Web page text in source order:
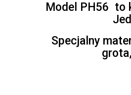
Model PH56 to
Specjalny